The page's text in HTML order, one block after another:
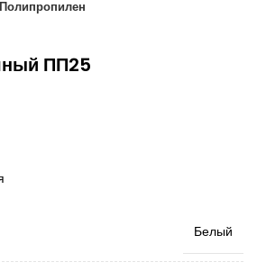
Полипропилен
ПП25
Белый